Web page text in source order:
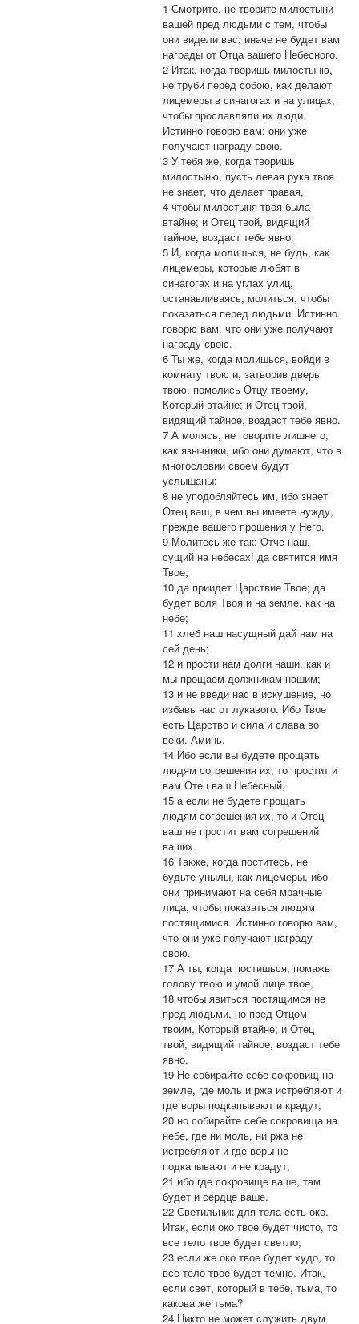
1 Смотрите, не творите милостыни
вашей пред людьми с тем, чтобы
они видели вас: иначе не будет вам
награды от Отца вашего Небесного.
2 Итак, когда творишь милостыню,
не труби перед собою, как делают
лицемеры в синагогах и на улицах,
чтобы прославляли их люди.
Истинно говорю вам: они уже
получают награду свою.
3 У тебя же, когда творишь
милостыню, пусть левая рука твоя
не знает, что делает правая,
4 чтобы милостыня твоя была
втайне; и Отец твой, видящий
тайное, воздаст тебе явно.
5 И, когда молишься, не будь, как
лицемеры, которые любят в
синагогах и на углах улиц,
останавливаясь, молиться, чтобы
показаться перед людьми. Истинно
говорю вам, что они уже получают
награду свою.
6 Ты же, когда молишься, войди в
комнату твою и, затворив дверь
твою, помолись Отцу твоему,
Который втайне; и Отец твой,
видящий тайное, воздаст тебе явно.
7 А молясь, не говорите лишнего,
как язычники, ибо они думают, что в
многословии своем будут
услышаны;
8 не уподобляйтесь им, ибо знает
Отец ваш, в чем вы имеете нужду,
прежде вашего прошения у Него.
9 Молитесь же так: Отче наш,
сущий на небесах! да святится имя
Твое;
10 да приидет Царствие Твое; да
будет воля Твоя и на земле, как на
небе;
11 хлеб наш насущный дай нам на
сей день;
12 и прости нам долги наши, как и
мы прощаем должникам нашим;
13 и не введи нас в искушение, но
избавь нас от лукавого. Ибо Твое
есть Царство и сила и слава во
веки. Аминь.
14 Ибо если вы будете прощать
людям согрешения их, то простит и
вам Отец ваш Небесный,
15 а если не будете прощать
людям согрешения их, то и Отец
ваш не простит вам согрешений
ваших.
16 Также, когда поститесь, не
будьте унылы, как лицемеры, ибо
они принимают на себя мрачные
лица, чтобы показаться людям
постящимися. Истинно говорю вам,
что они уже получают награду
свою.
17 А ты, когда постишься, помажь
голову твою и умой лице твое,
18 чтобы явиться постящимся не
пред людьми, но пред Отцом
твоим, Который втайне; и Отец
твой, видящий тайное, воздаст тебе
явно.
19 Не собирайте себе сокровищ на
земле, где моль и ржа истребляют и
где воры подкапывают и крадут,
20 но собирайте себе сокровища на
небе, где ни моль, ни ржа не
истребляют и где воры не
подкапывают и не крадут,
21 ибо где сокровище ваше, там
будет и сердце ваше.
22 Светильник для тела есть око.
Итак, если око твое будет чисто, то
все тело твое будет светло;
23 если же око твое будет худо, то
все тело твое будет темно. Итак,
если свет, который в тебе, тьма, то
какова же тьма?
24 Никто не может служить двум